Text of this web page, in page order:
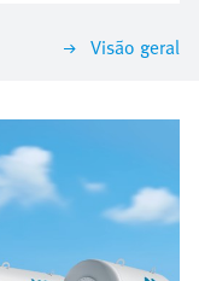
básicos para
e de alto Visão geral